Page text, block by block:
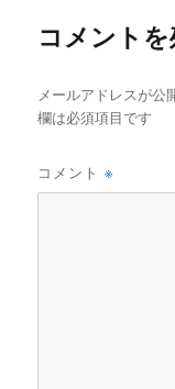
コメント
メールアドレスが公
欄は必須項目です
コメント※